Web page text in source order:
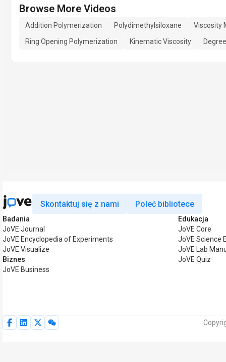
Browse More Videos
Addition Polymerization Polydimethylsiloxane
Viscosity
Ring Opening Polymerization
Kinematic Viscosity
Skontaktuj się z nami Poleć bibliotece
Badania
JoVE Journal
JoVE Encyclopedia of Experiments
JoVE Visualize
Biznes
JoVE Business
Edukacja
JoVE Core
JoVE Science
JoVE Lab
JoVE Quiz